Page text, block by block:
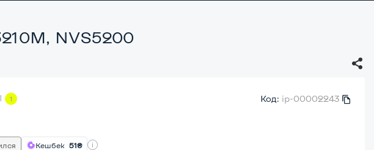
NVS5200
1 Код: ip-00002243
Кешбек 51₴